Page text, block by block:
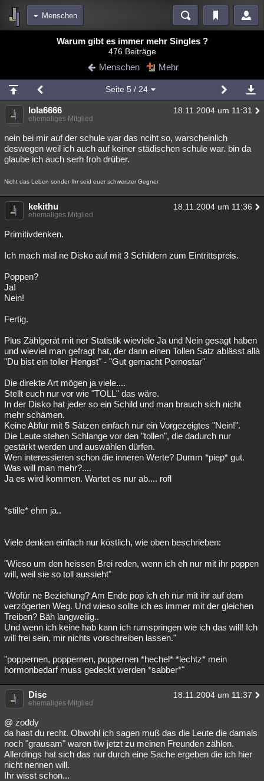
Menschen
Blogs Videos
Chat Wiki Neuigkeiten
meine Rubriken
Menschen Mystery Kriminalfälle
Spiritualität Verschwörungen Technologie Ufologie
Natur Umfragen Unterhaltung
Philosophie Träume Orte Esoterik Literatur
Astronomie Helpdesk
Übersichten
Besucht
Lesenswert
Warum gibt es immer mehr Singles ?
476 Beiträge
Menschen Mehr
Seite 5 / 24
lola6666 18.11.2004 um 11:31
ehemaliges Mitglied
nein bei mir auf der schule war das nciht so, warscheinlich
deswegen weil ich auch auf keiner städischen schule war. bin da
glaube ich auch serh froh drüber.
Nicht das Leben sonder Ihr seid euer schwerster Gegner
kekithu 18.11.2004 um 11:36
ehemaliges Mitglied
Primitivdenken.
Ich mach mal ne Disko auf mit 3 Schildern zum Eintrittspreis.
Poppen?
Ja!
Nein!
Fertig.
Plus Zählgerät mit ner Statistik wieviele Ja und Nein gesagt haben
und wieviel man gefragt hat, der dann einen Tollen Satz ablässt allà
"Du bist ein toller Hengst" - "Gut gemacht Pornostar"
Die direkte Art mögen ja viele....
Stellt euch nur vor wie "TOLL" das wäre.
In der Disko hat jeder so ein Schild und man brauch sich nicht
mehr schämen.
Keine Abfur mit 5 Sätzen einfach nur ein Vorgezeigtes "Nein!".
Die Leute stehen Schlange vor den "tollen", die dadurch nur
gestärkt werden und auswählen dürfen.
Wen interessieren schon die inneren Werte? Dumm *piep* gut.
Was will man mehr?....
Ja es wird kommen. Wartet es nur ab.... rofl
*stille* ehm ja..
Viele denken einfach nur köstlich, wie oben beschrieben:
"Wieso um den heissen Brei reden, wenn ich eh nur mit ihr poppen
will, weil sie so toll aussieht"
"Wofür ne Beziehung? Am Ende pop ich eh nur mit ihr auf dem
verzögerten Weg. Und wieso sollte ich es immer mit der gleichen
Treiben? Bäh langweilig..
Und wenn ich keine hab kann ich rumspringen wie ich das will! Ich
will frei sein, mir nichts vorschreiben lassen."
"poppernen, poppernen, poppernen *hechel* *lechtz* mein
hormonbedarf muss gedeckt werden *sabber*"
Disc 18.11.2004 um 11:37
ehemaliges Mitglied
@ zoddy
da hast du recht. Obwohl ich sagen muß das die Leute die damals
noch "grausam" waren tlw jetzt zu meinen Freunden zählen.
Allerdings hat sich das nur durch eine Sache ergeben die ich hier
nicht nennen will.
Ihr wisst schon...